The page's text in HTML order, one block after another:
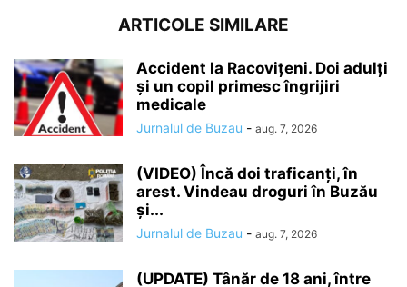
ARTICOLE SIMILARE
Accident la Racovițeni. Doi adulți
și un copil primesc îngrijiri
medicale
Jurnalul de Buzau - aug. 7, 2026
(VIDEO) Încă doi traficanți, în
arest. Vindeau droguri în Buzău
și...
Jurnalul de Buzau - aug. 7, 2026
(UPDATE) Tânăr de 18 ani, între